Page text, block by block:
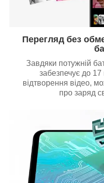
Перегляд без
Завдяки потужній
забезпечує до
відтворення відео,
про заряд